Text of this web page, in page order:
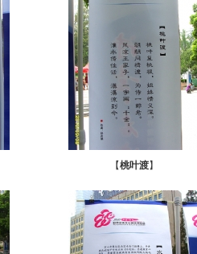
【桃叶渡】